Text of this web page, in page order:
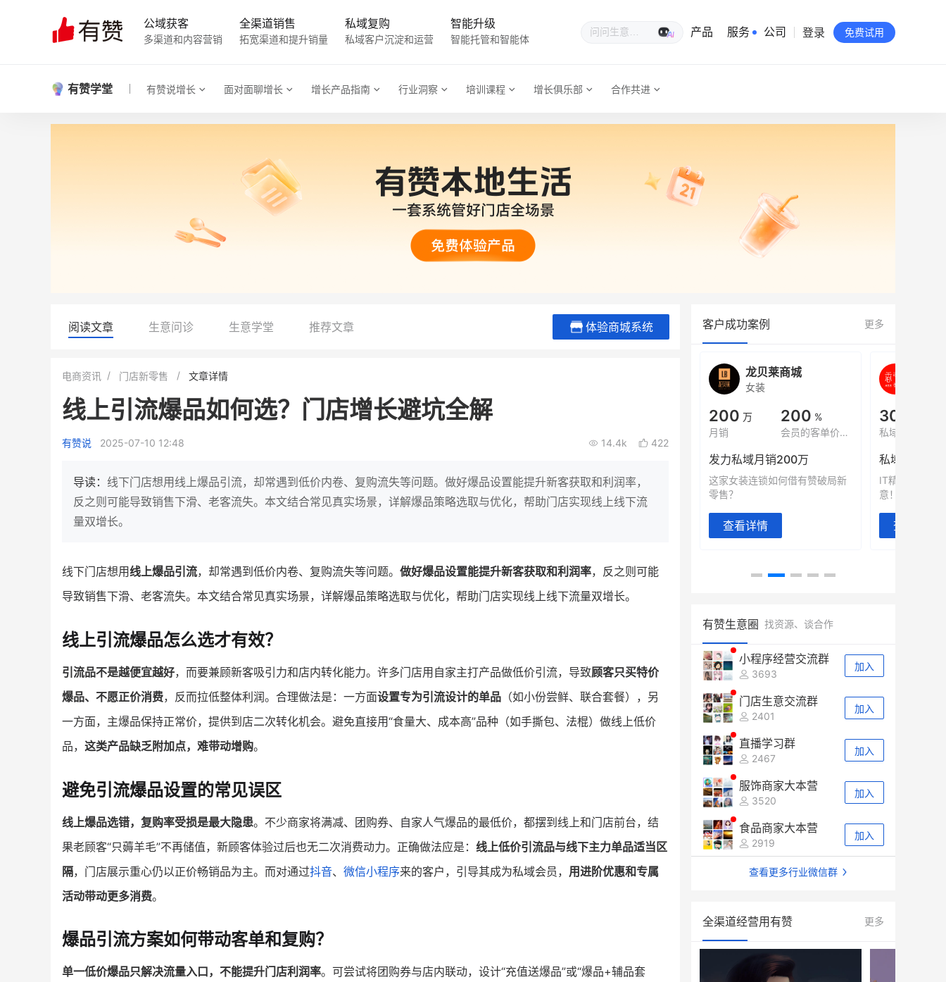
公域获客
多渠道和内容营销
全渠道销售
拓宽渠道和提升销量
私域复购
私域客户沉淀和运营
智能升级
智能托管和智能体
生意专家
产品 服务 公司
有赞公益
站点地图
登录 免费试用
有赞学堂 有赞说增长 面对面聊增长 增长产品指南 行业洞察 培训课程 增长俱乐部 合作共进
阅读文章 生意问诊 生意学堂 推荐文章 体验商城系统
电商资讯 门店新零售 文章详情
线上引流爆品如何选？门店增长避坑全解
有赞说 2025-07-10 12:48 14.4k 422
导读： 线下门店想用线上爆品引流，却常遇到低价内卷、复购流失等问题。做好爆品设置能提升新客获取和利润率，
反之则可能导致销售下滑、老客流失。本文结合常见真实场景，详解爆品策略选取与优化，帮助门店实现线上线下流
量双增长。
线下门店想用线上爆品引流，却常遇到低价内卷、复购流失等问题。 做好爆品设置能提升新客获取和利润率，反之则可能
导致销售下滑、老客流失。本文结合常见真实场景，详解爆品策略选取与优化，帮助门店实现线上线下流量双增长。
线上引流爆品怎么选才有效？
引流品不是越便宜越好，而要兼顾新客吸引力和店内转化能力。许多门店用自家主打产品做低价引流，导致顾客只买特价
爆品、不愿正价消费，反而拉低整体利润。合理做法是：一方面设置专为引流设计的单品 （如小份尝鲜、联合套餐），另
一方面，主爆品保持正常价，提供到店二次转化机会。避免直接用“食量大、成本高”品种（如手撕包、法棍）做线上低价
品， 这类产品缺乏附加点，难带动增购。
避免引流爆品设置的常见误区
线上爆品选错，复购率受损是最大隐患。不少商家将满减、团购券、自家人气爆品的最低价，都摆到线上和门店前台，结
果老顾客“只薅羊毛”不再储值，新顾客体验过后也无二次消费动力。正确做法应是： 线上低价引流品与线下主力单品适当区
隔，门店展示重心仍以正价畅销品为主。而对通过抖音、 微信小程序来的客户，引导其成为私域会员， 用进阶优惠和专属
活动带动更多消费。
爆品引流方案如何带动客单和复购？
单一低价爆品只解决流量入口，不能提升门店利润率。可尝试将团购券与店内联动，设计“充值送爆品”或“爆品+辅品套
客户成功案例 更多
白帝牛奶旗舰店
万人
900 万
私域样本打法！新希望白帝乳业
靠企业微信实现销售额翻 8 倍！
查看详情
80% +
7900 万
三只松鼠旗下的网红婴儿辅食品
牌，22天便拿下类目第一
母婴
有货源没流量？母婴馆如何破局
他只用7年做到平台销冠，转战私
域如何破局？
这家女装连锁如何借有赞破局新
零售？
谦益香畴旗舰店
粮油米面
30 万
私域粉丝
2000
私域全年GMV
私域生态农业范本
IT精英回乡种地，撬动2000万生
意！
查看详情
有赞生意圈 找资源、谈合作
小程序经营交流群
3693
加入
门店生意交流群
2401
加入
直播学习群
2467
加入
服饰商家大本营
3520
加入
食品商家大本营
2919
加入
查看更多行业微信群
全渠道经营用有赞 更多